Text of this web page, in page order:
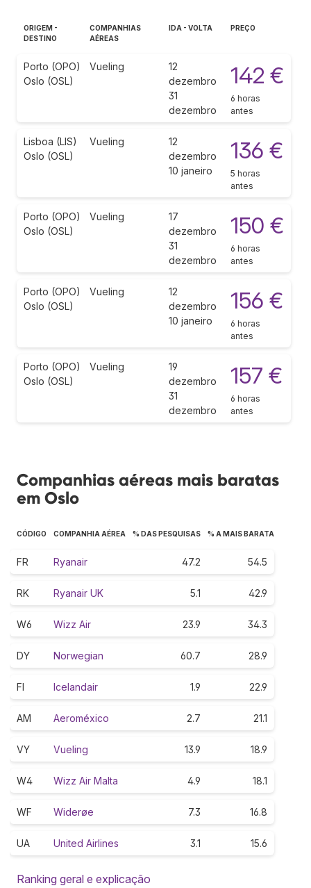
ORIGEM -
DESTINO
COMPANHIAS
AÉREAS
IDA - VOLTA PREÇO
Porto (OPO)
Oslo (OSL)
Vueling
12
dezembro
31
dezembro
142 €
6 horas
antes
Lisboa (LIS)
Oslo (OSL)
Vueling
12
dezembro
10 janeiro
136 €
5 horas
antes
Porto (OPO)
Oslo (OSL)
Vueling
17
dezembro
31
dezembro
150 €
6 horas
antes
Porto (OPO)
Oslo (OSL)
Vueling
12
dezembro
10 janeiro
156 €
6 horas
antes
Porto (OPO)
Oslo (OSL)
Vueling
19
dezembro
31
dezembro
157 €
6 horas
antes
Companhias aéreas mais baratas
em Oslo
CÓDIGO COMPANHIA AÉREA % DAS PESQUISAS % A MAIS BARATA
FR Ryanair 47.2 54.5
RK Ryanair UK 5.1 42.9
W6 Wizz Air 23.9 34.3
DY Norwegian 60.7 28.9
FI Icelandair 1.9 22.9
AM Aeroméxico 2.7 21.1
VY Vueling 13.9 18.9
W4 Wizz Air Malta 4.9 18.1
WF Widerøe 7.3 16.8
UA United Airlines 3.1 15.6
Ranking geral e explicação